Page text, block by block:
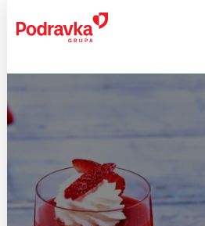
content